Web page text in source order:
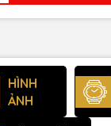
HÌNH
ẢNH